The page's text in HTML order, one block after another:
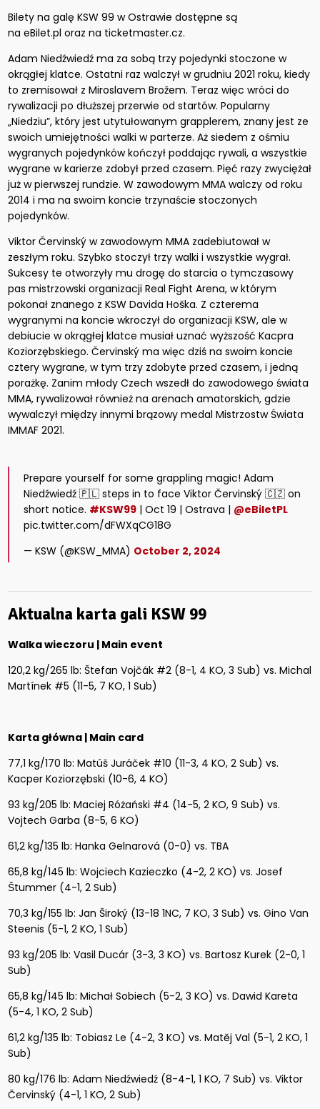
Bilety na galę KSW 99 w Ostrawie dostępne są
na eBilet.pl oraz na ticketmaster.cz.
Adam Niedźwiedź ma za sobą trzy pojedynki stoczone w
okrągłej klatce. Ostatni raz walczył w grudniu 2021 roku, kiedy
to zremisował z Miroslavem Brožem. Teraz więc wróci do
rywalizacji po dłuższej przerwie od startów. Popularny
„Niedziu”, który jest utytułowanym grapplerem, znany jest ze
swoich umiejętności walki w parterze. Aż siedem z ośmiu
wygranych pojedynków kończył poddając rywali, a wszystkie
wygrane w karierze zdobył przed czasem. Pięć razy zwyciężał
już w pierwszej rundzie. W zawodowym MMA walczy od roku
2014 i ma na swoim koncie trzynaście stoczonych
pojedynków.
Viktor Červinský w zawodowym MMA zadebiutował w
zeszłym roku. Szybko stoczył trzy walki i wszystkie wygrał.
Sukcesy te otworzyły mu drogę do starcia o tymczasowy
pas mistrzowski organizacji Real Fight Arena, w którym
pokonał znanego z KSW Davida Hoška. Z czterema
wygranymi na koncie wkroczył do organizacji KSW, ale w
debiucie w okrągłej klatce musiał uznać wyższość Kacpra
Koziorzębskiego. Červinský ma więc dziś na swoim koncie
cztery wygrane, w tym trzy zdobyte przed czasem, i jedną
porażkę. Zanim młody Czech wszedł do zawodowego świata
MMA, rywalizował również na arenach amatorskich, gdzie
wywalczył między innymi brązowy medal Mistrzostw Świata
IMMAF 2021.
Prepare yourself for some grappling magic! Adam
Niedźwiedź 🇵🇱 steps in to face Viktor Červinský 🇨🇿 on
short notice. #KSW99 | Oct 19 | Ostrava | @eBiletPL
pic.twitter.com/dFWXqCG18G
— KSW (@KSW_MMA) October 2, 2024
Aktualna karta gali KSW 99
Walka wieczoru | Main event
120,2 kg/265 lb: Štefan Vojčák #2 (8-1, 4 KO, 3 Sub) vs. Michal
Martínek #5 (11-5, 7 KO, 1 Sub)
Karta główna | Main card
77,1 kg/170 lb: Matúš Juráček #10 (11-3, 4 KO, 2 Sub) vs.
Kacper Koziorzębski (10-6, 4 KO)
93 kg/205 lb: Maciej Różański #4 (14-5, 2 KO, 9 Sub) vs.
Vojtech Garba (8-5, 6 KO)
61,2 kg/135 lb: Hanka Gelnarová (0-0) vs. TBA
65,8 kg/145 lb: Wojciech Kazieczko (4-2, 2 KO) vs. Josef
Štummer (4-1, 2 Sub)
70,3 kg/155 lb: Jan Široký (13-18 1NC, 7 KO, 3 Sub) vs. Gino Van
Steenis (5-1, 2 KO, 1 Sub)
93 kg/205 lb: Vasil Ducár (3-3, 3 KO) vs. Bartosz Kurek (2-0, 1
Sub)
65,8 kg/145 lb: Michał Sobiech (5-2, 3 KO) vs. Dawid Kareta
(5-4, 1 KO, 2 Sub)
61,2 kg/135 lb: Tobiasz Le (4-2, 3 KO) vs. Matěj Val (5-1, 2 KO, 1
Sub)
80 kg/176 lb: Adam Niedźwiedź (8-4-1, 1 KO, 7 Sub) vs. Viktor
Červinský (4-1, 1 KO, 2 Sub)